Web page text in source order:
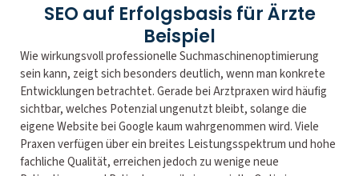
SEO auf Erfolgsbasis für Ärzte
Beispiel
Wie wirkungsvoll professionelle Suchmaschinenoptimierung
sein kann, zeigt sich besonders deutlich, wenn man konkrete
Entwicklungen betrachtet. Gerade bei Arztpraxen wird häufig
sichtbar, welches Potenzial ungenutzt bleibt, solange die
eigene Website bei Google kaum wahrgenommen wird. Viele
Praxen verfügen über ein breites Leistungsspektrum und hohe
fachliche Qualität, erreichen jedoch zu wenige neue